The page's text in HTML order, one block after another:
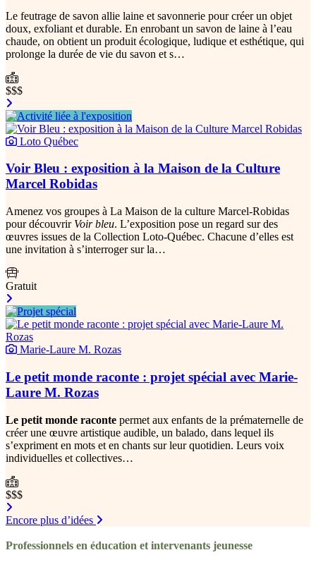
Le feutrage de savon allie laine et savonnerie pour créer un objet
doux, exfoliant et durable. En enrobant un savon de laine à l’eau
chaude, on obtient un produit écologique, ludique et esthétique, qui
prolonge la durée de vie du savon et s…
$$$
Loto Québec
Voir Bleu : exposition à la Maison de la Culture
Marcel Robidas
Amenez vos groupes à La Maison de la culture Marcel-Robidas
pour découvrir Voir bleu. L’exposition pose un regard sur des
œuvres issues de la Collection Loto-Québec. Chacune d’elles est
une invitation à s’interroger sur la…
Gratuit
Marie-Laure M. Rozas
Le petit monde raconte : projet spécial avec Marie-
Laure M. Rozas
Le petit monde raconte permet aux enfants de la prématernelle de
créer une œuvre artistique audible, un balado, dans lequel ils
s’expriment en mots et en chants sur leur quotidien. Leurs voix
individuelles et collectives…
$$$
Encore plus d’idées
Professionnels en éducation et intervenants jeunesse